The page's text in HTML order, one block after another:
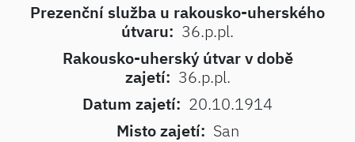
Prezenční služba u rakousko-uherského
útvaru: 36.p.pl.
Rakousko-uherský útvar v době
zajetí: 36.p.pl.
Datum zajetí: 20.10.1914
Misto zajetí: San